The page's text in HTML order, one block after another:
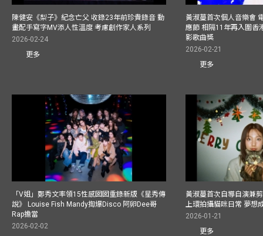
陳健安《梨子》紀念亡父 收錄23年前珍貴錄音 動
畫配手寫字MV添人性溫度 考慮創作家人系列
2026-02-24
更多
黃淑蔓首次個人音樂會
應節 相隔11年再入圍香
影歌曲獎
2026-02-21
更多
「V姐」鄭秀文率領15性感囡囡重錄新版《星秀傳
說》 Louise Fish Mandy揈爆Disco 阿卵Dee哥
Rap擔當
2026-02-02
黃淑蔓首次自導自演兼
上環拍攝貓咪日常 夢想
2026-01-21
更多